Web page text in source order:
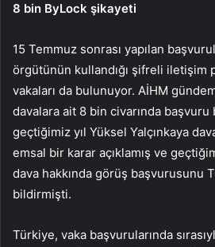
8 bin ByLock şikayeti
15 Temmuz sonrası yapılan
örgütünün kullandığı şifreli iletişim
vakaları da bulunuyor. AİHM
davalara ait 8 bin civarında başvuru
geçtiğimiz yıl Yüksel Yalçınkaya
emsal bir karar açıklamış ve
dava hakkında görüş başvurusunu
bildirmişti.
Türkiye, vaka başvurularında